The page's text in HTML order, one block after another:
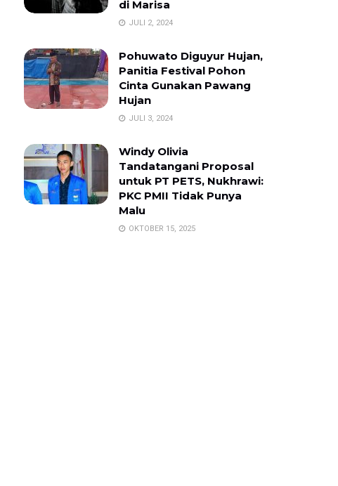
di Marisa
JULI 2, 2024
Pohuwato Diguyur Hujan,
Panitia Festival Pohon
Cinta Gunakan Pawang
Hujan
JULI 3, 2024
Windy Olivia
Tandatangani Proposal
untuk PT PETS, Nukhrawi:
PKC PMII Tidak Punya
Malu
OKTOBER 15, 2025